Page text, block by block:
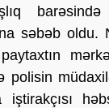
səbəb oldu.
polisin